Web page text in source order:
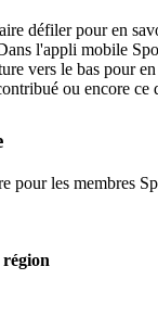
défiler pour en
l'appli mobile
vers le bas pour
ou encore ce
pour les membres
région